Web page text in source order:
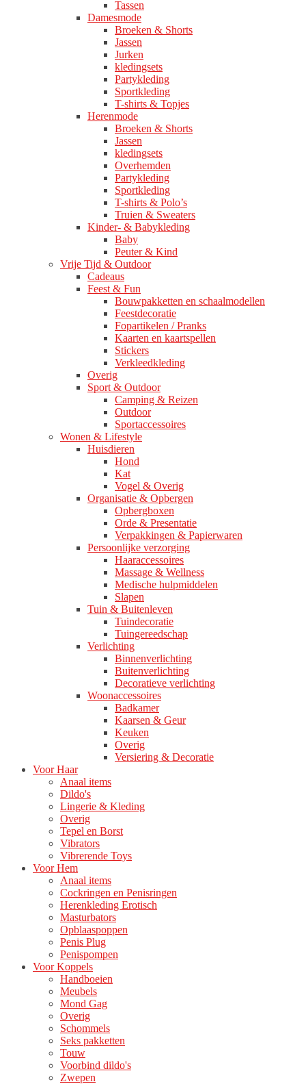
Tassen
Damesmode
Broeken & Shorts
Jassen
Jurken
kledingsets
Partykleding
Sportkleding
T-shirts & Topjes
Herenmode
Broeken & Shorts
Jassen
kledingsets
Overhemden
Partykleding
Sportkleding
T-shirts & Polo’s
Truien & Sweaters
Kinder- & Babykleding
Baby
Peuter & Kind
Vrije Tijd & Outdoor
Cadeaus
Feest & Fun
Bouwpakketten en schaalmodellen
Feestdecoratie
Fopartikelen / Pranks
Kaarten en kaartspellen
Stickers
Verkleedkleding
Overig
Sport & Outdoor
Camping & Reizen
Outdoor
Sportaccessoires
Wonen & Lifestyle
Huisdieren
Hond
Kat
Vogel & Overig
Organisatie & Opbergen
Opbergboxen
Orde & Presentatie
Verpakkingen & Papierwaren
Persoonlijke verzorging
Haaraccessoires
Massage & Wellness
Medische hulpmiddelen
Slapen
Tuin & Buitenleven
Tuindecoratie
Tuingereedschap
Verlichting
Binnenverlichting
Buitenverlichting
Decoratieve verlichting
Woonaccessoires
Badkamer
Kaarsen & Geur
Keuken
Overig
Versiering & Decoratie
Voor Haar
Anaal items
Dildo's
Lingerie & Kleding
Overig
Tepel en Borst
Vibrators
Vibrerende Toys
Voor Hem
Anaal items
Cockringen en Penisringen
Herenkleding Erotisch
Masturbators
Opblaaspoppen
Penis Plug
Penispompen
Voor Koppels
Handboeien
Meubels
Mond Gag
Overig
Schommels
Seks pakketten
Touw
Voorbind dildo's
Zwepen